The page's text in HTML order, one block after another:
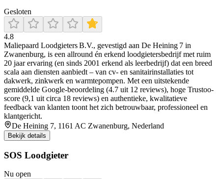
Gesloten
4.8
Maliepaard Loodgieters B.V., gevestigd aan De Heining 7 in
Zwanenburg, is een allround én erkend loodgietersbedrijf met ruim
20 jaar ervaring (en sinds 2001 erkend als leerbedrijf) dat een breed
scala aan diensten aanbiedt – van cv- en sanitairinstallaties tot
dakwerk, zinkwerk en warmtepompen. Met een uitstekende
gemiddelde Google-beoordeling (4.7 uit 12 reviews), hoge Trustoo-
score (9,1 uit circa 18 reviews) en authentieke, kwalitatieve
feedback van klanten toont het zich betrouwbaar, professioneel en
klantgericht.
De Heining 7, 1161 AC Zwanenburg, Nederland
Bekijk details
SOS Loodgieter
Nu open